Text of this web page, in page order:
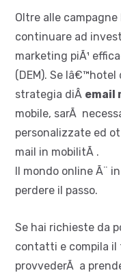
Oltre alle campagne
continuare ad
marketing piÃ¹
(DEM). Se
strategia diÂ email
mobile, sarÃ
personalizzate ed
mail in mobilitÃ .
Il mondo online Ã¨
perdere il passo.
Se hai richieste da
contatti e compila il
provvederÃ a